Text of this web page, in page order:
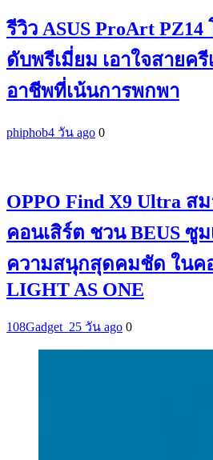
รีวิว ASUS ProArt
ดับพรีเมี่ยม เอาใจสายค
อาชีพที่เน้นการพกพา
phiphob4 วัน ago 0
OPPO Find X9 Ultra
คอนเสิร์ต ชวน BEUS ซู
ความสนุกสุดคมชัด ในค
LIGHT AS ONE
108Gadget_25 วัน ago 0